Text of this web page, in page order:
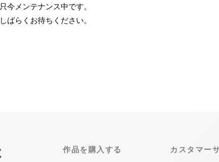
只今メンテナンス中です。
しばらくお待ちください。
作品を購入する カスタマー